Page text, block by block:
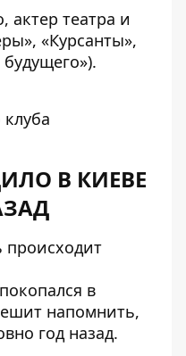
театра и
«Курсанты»,
В КИЕВЕ
происходит
покопался в
напомнить,
год назад.